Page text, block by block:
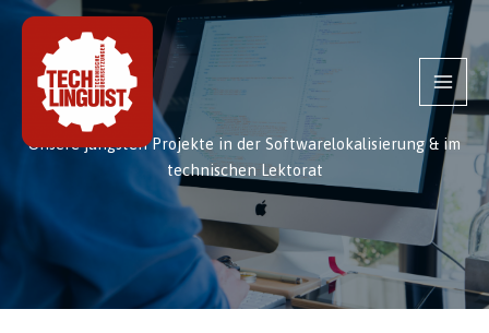
Zum
springen
Unsere jüngsten Projekte in der Softwarelokalisierung & im
technischen Lektorat